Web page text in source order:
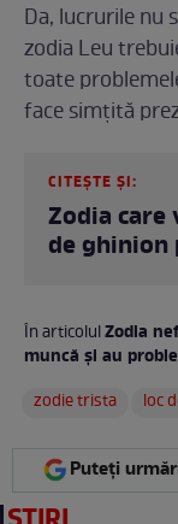
Da, lucrurile nu
zodia Leu
toate
face simțită
CITEȘTE ȘI:
Zodia
de
În articolulZodia
muncă și au
zodie trista
loc
Puteți